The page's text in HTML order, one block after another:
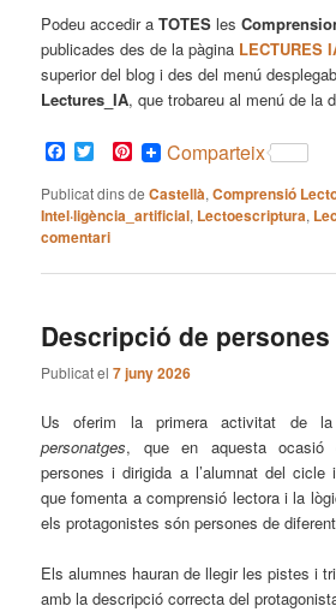
Podeu accedir aTOTES les
publicades des de la pàgina LECTURES
superior del blog i des del menú
Lectures_IA, que trobareu al menú de la
Facebook
TwitterPinterest
Comparteix
Publicat dins de Castellà,Comprensió
Intel·ligència_artificial, Lectoescriptura,
comentari
Descripció de persones
Publicat el7 juny 2026
Us oferim la primera activitat de
personatges, que en aquesta ocasió
persones i dirigida a l’alumnat del
que fomenta a comprensió lectora i la
els protagonistes són persones de
Els alumnes hauran de llegir les pistes i
amb la descripció correcta del